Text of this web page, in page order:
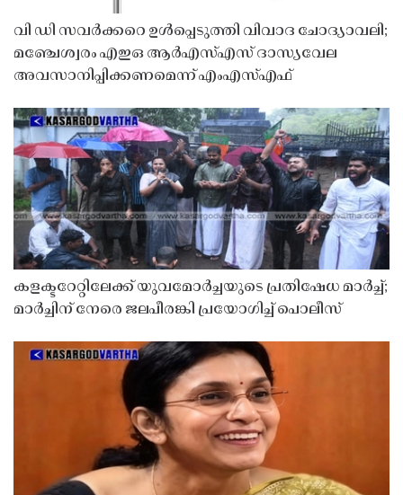
വി ഡി സവർക്കറെ ഉൾപ്പെടുത്തി വിവാദ ചോദ്യാവലി;
മഞ്ചേശ്വരം എഇഒ ആർഎസ്എസ് ദാസ്യവേല
അവസാനിപ്പിക്കണമെന്ന് എംഎസ്എഫ്
കളക്ടറേറ്റിലേക്ക് യുവമോർച്ചയുടെ പ്രതിഷേധ മാർച്ച്;
മാർച്ചിന് നേരെ ജലപീരങ്കി പ്രയോഗിച്ച് പൊലീസ്